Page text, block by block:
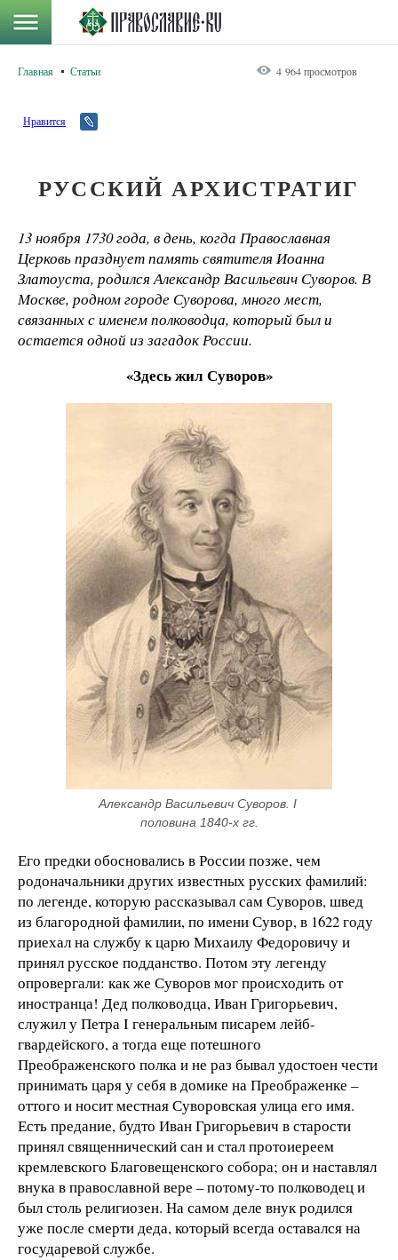
Главная Статьи 4 964 просмотров
Нравится
РУССКИЙ АРХИСТРАТИГ
13 ноября 1730 года, в день, когда Православная
Церковь празднует память святителя Иоанна
Златоуста, родился Александр Васильевич Суворов. В
Москве, родном городе Суворова, много мест,
связанных с именем полководца, который был и
остается одной из загадок России.
«Здесь жил Суворов»
Александр Васильевич Суворов. I
половина 1840-х гг.
Его предки обосновались в России позже, чем
родоначальники других известных русских фамилий:
по легенде, которую рассказывал сам Суворов, швед
из благородной фамилии, по имени Сувор, в 1622 году
приехал на службу к царю Михаилу Федоровичу и
принял русское подданство. Потом эту легенду
опровергали: как же Суворов мог происходить от
иностранца! Дед полководца, Иван Григорьевич,
служил у Петра I генеральным писарем лейб-
гвардейского, а тогда еще потешного
Преображенского полка и не раз бывал удостоен чести
принимать царя у себя в домике на Преображенке –
оттого и носит местная Суворовская улица его имя.
Есть предание, будто Иван Григорьевич в старости
принял священнический сан и стал протоиереем
кремлевского Благовещенского собора; он и наставлял
внука в православной вере – потому-то полководец и
был столь религиозен. На самом деле внук родился
уже после смерти деда, который всегда оставался на
государевой службе.